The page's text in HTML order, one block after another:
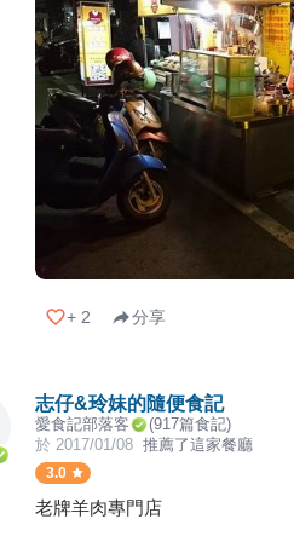
+ 2 分享
志仔&玲妹的隨便食記
愛食記部落客 (917篇食記)
於 2017/01/08 推薦了這家餐廳
3.0
老牌羊肉專門店